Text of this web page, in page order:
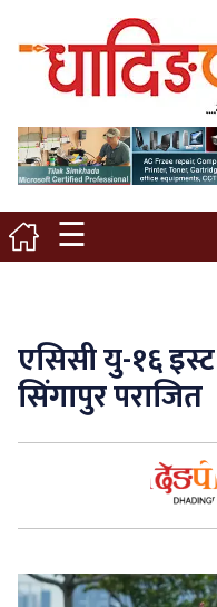
☰
मुख्य पृष्ठ
स्थानीय समाचार
विचार / ब्लग
नगर/गाउँ पालिका
कृषि/सहकारी
साहित्य / संस्कृति
सुचनाहरु
स्वास्थ्य
एसिसी यु-१६
सिंगापुर पराजित